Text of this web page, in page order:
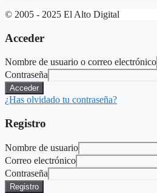
© 2005 - 2025 El Alto Digital
Acceder
Nombre de usuario o correo electrónico
Contraseña
Acceder
¿Has olvidado tu contraseña?
Registro
Nombre de usuario
Correo electrónico
Contraseña
Registro